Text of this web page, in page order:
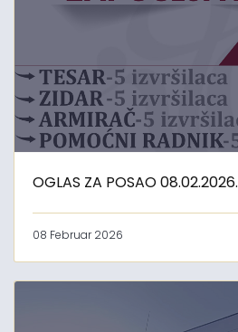
OGLAS ZA POSAO 08.02.2026.
08 Februar 2026